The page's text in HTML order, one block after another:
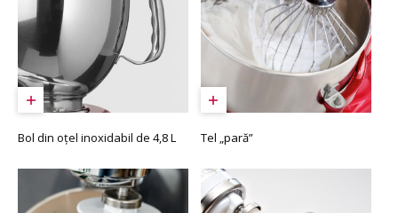
Bol din oțel inoxidabil de 4,8 L Tel „pară”